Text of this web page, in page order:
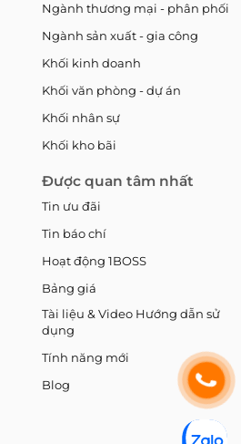
Ngành thương mại - phân phối
Ngành sản xuất - gia công
Khối kinh doanh
Khối văn phòng - dự án
Khối nhân sự
Khối kho bãi
Được quan tâm nhất
Tin ưu đãi
Tin báo chí
Hoạt động 1BOSS
Bảng giá
Tài liệu & Video Hướng dẫn sử
dụng
Tính năng mới
Blog